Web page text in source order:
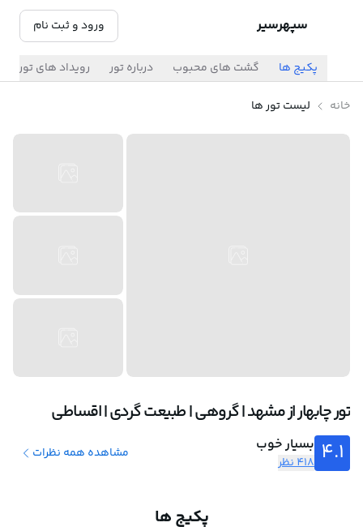
سپهرسیر ورود و ثبت نام
پکیج ها گشت های محبوب درباره تور رویداد های تور
خانه لیست تور ها
تور چابهار از مشهد | گروهی | طبیعت گردی | اقساطی
4.1 بسیار خوب
418 نظر
مشاهده همه نظرات
پکیج ها